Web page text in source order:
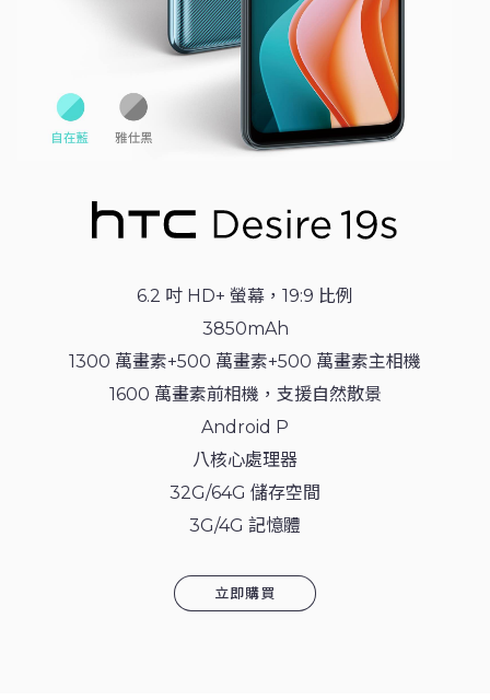
6.2 吋 HD+ 螢幕，19:9 比例
3850mAh
1300 萬畫素+500 萬畫素+500 萬畫素主相機
1600 萬畫素前相機，支援自然散景
Android P
八核心處理器
32G/64G 儲存空間
3G/4G 記憶體
立即購買